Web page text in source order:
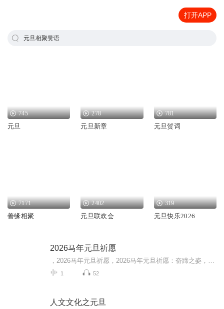
打开APP
元旦相聚赞语
745
元旦
278
元旦新章
781
元旦贺词
7171
善缘相聚
2402
元旦联欢会
319
元旦快乐2026
2026马年元旦祈愿
1 52
人文文化之元旦